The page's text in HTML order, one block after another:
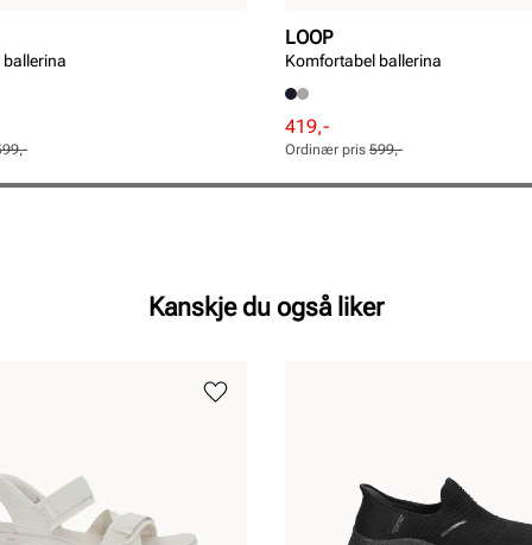
LOOP
Komfortabel ballerina
Rabattert
pris
Pris
419,-
Ordinær
pris
Pris
Ordinær pris 599,-
Kanskje du også liker